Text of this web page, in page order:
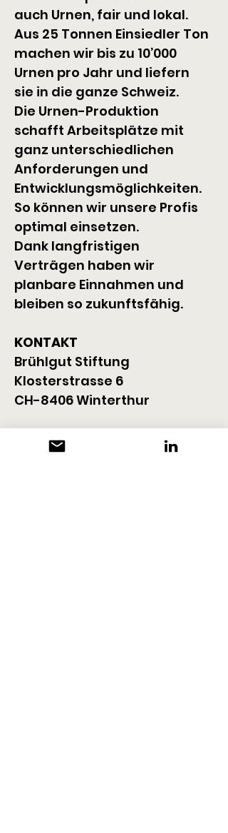
auch Urnen, fair und lokal.
Aus 25 Tonnen Einsiedler Ton
machen wir bis zu 10’000
Urnen pro Jahr und liefern
sie in die ganze Schweiz.
Die Urnen-Produktion
schafft Arbeitsplätze mit
ganz unterschiedlichen
Anforderungen und
Entwicklungsmöglichkeiten.
So können wir unsere Profis
optimal einsetzen.
Dank langfristigen
Verträgen haben wir
planbare Einnahmen und
bleiben so zukunftsfähig.
KONTAKT
Brühlgut Stiftung
Klosterstrasse 6
CH-8406 Winterthur
+41 52 208 13 00
bestellung@bruehlgut.ch